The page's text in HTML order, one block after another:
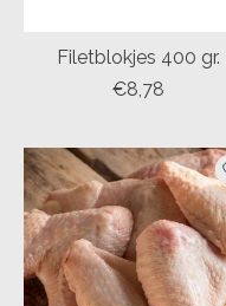
Filetblokjes 400 gr.
€8,78